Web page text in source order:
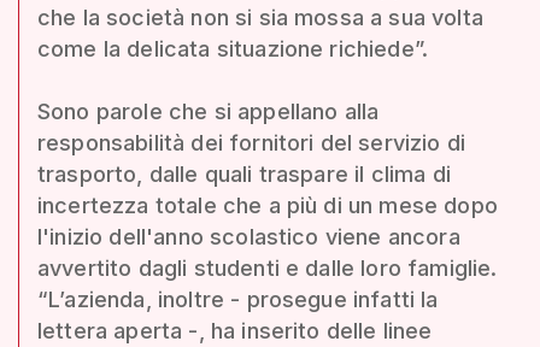
che la società non si sia mossa a sua volta
come la delicata situazione richiede”.
Sono parole che si appellano alla
responsabilità dei fornitori del servizio di
trasporto, dalle quali traspare il clima di
incertezza totale che a più di un mese dopo
l'inizio dell'anno scolastico viene ancora
avvertito dagli studenti e dalle loro famiglie.
“L’azienda, inoltre - prosegue infatti la
lettera aperta -, ha inserito delle linee